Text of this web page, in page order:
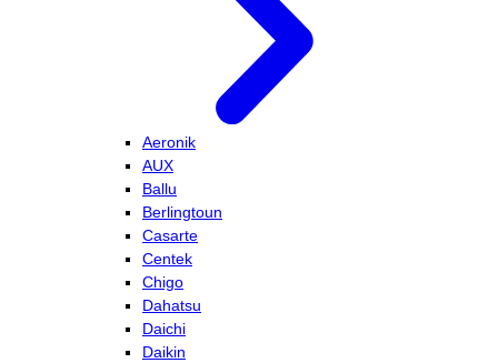
Aeronik
AUX
Ballu
Berlingtoun
Casarte
Centek
Chigo
Dahatsu
Daichi
Daikin